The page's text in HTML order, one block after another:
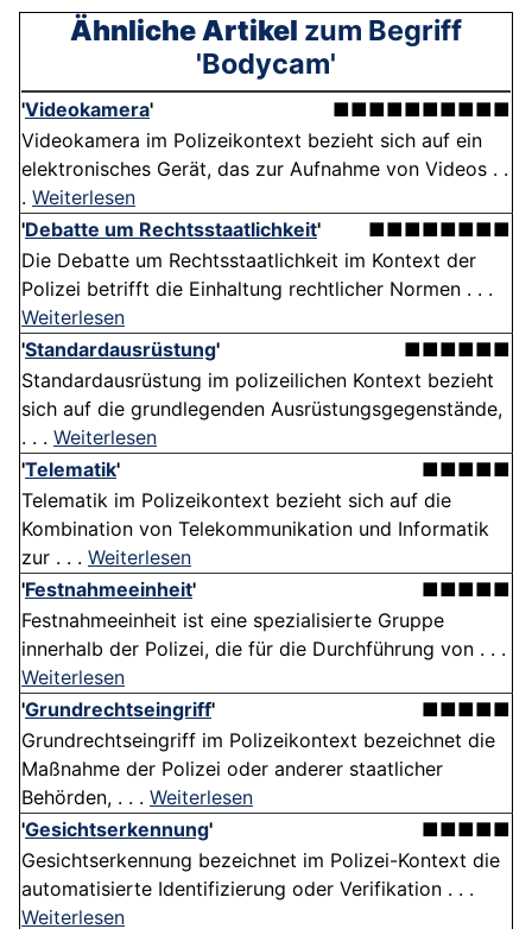
Ähnliche Artikel zum Begriff
'Bodycam'
'Videokamera'
■■■■■■■■■■
Videokamera im Polizeikontext bezieht sich auf ein
elektronisches Gerät, das zur Aufnahme von Videos . .
. Weiterlesen
'Debatte um Rechtsstaatlichkeit'
■■■■■■■■
Die Debatte um Rechtsstaatlichkeit im Kontext der
Polizei betrifft die Einhaltung rechtlicher Normen . . .
Weiterlesen
'Standardausrüstung'
■■■■■■
Standardausrüstung im polizeilichen Kontext bezieht
sich auf die grundlegenden Ausrüstungsgegenstände,
. . . Weiterlesen
'Telematik'
■■■■■
Telematik im Polizeikontext bezieht sich auf die
Kombination von Telekommunikation und Informatik
zur . . . Weiterlesen
'Festnahmeeinheit'
■■■■■
Festnahmeeinheit ist eine spezialisierte Gruppe
innerhalb der Polizei, die für die Durchführung von . . .
Weiterlesen
'Grundrechtseingriff'
■■■■■
Grundrechtseingriff im Polizeikontext bezeichnet die
Maßnahme der Polizei oder anderer staatlicher
Behörden, . . . Weiterlesen
'Gesichtserkennung'
■■■■■
Gesichtserkennung bezeichnet im Polizei-Kontext die
automatisierte Identifizierung oder Verifikation . . .
Weiterlesen